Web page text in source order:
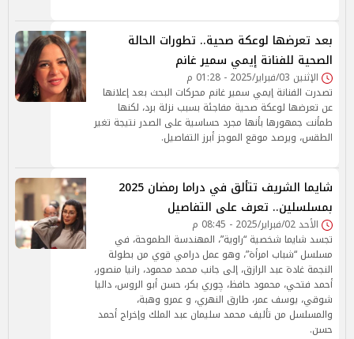
بعد تعرضها لوعكة صحية.. تطورات الحالة
الصحية للفنانة إيمي سمير غانم
الإثنين 03/فبراير/2025 - 01:28 م
تصدرت الفنانة إيمي سمير غانم محركات البحث بعد إعلانها
عن تعرضها لوعكة صحية مفاجئة بسبب نزلة برد، لكنها
طمأنت جمهورها بأنها مجرد حساسية على الصدر نتيجة تغير
الطقس، ويرصد موقع الموجز أبرز التفاصيل.
شايما الشريف تتألق في دراما رمضان 2025
بمسلسلين.. تعرف على التفاصيل
الأحد 02/فبراير/2025 - 08:45 م
تجسد شايما شخصية “راوية”، المهندسة الطموحة، في
مسلسل “شباب امرأة”، وهو عمل درامي قوي من بطولة
النجمة غادة عبد الرازق، إلى جانب محمد محمود، رانيا منصور،
أحمد فتحي، محمود حافظ، چوري بكر، حسن أبو الروس، داليا
شوقي، يوسف عمر، طارق النهري، و عمرو وهبة،
والمسلسل من تأليف محمد سليمان عبد الملك وإخراج أحمد
حسن.